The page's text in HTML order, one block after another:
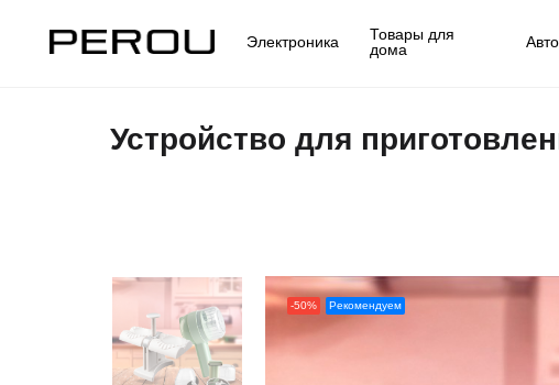
Электроника Товары для
дома
Устройство для
-50% Рекомендуем